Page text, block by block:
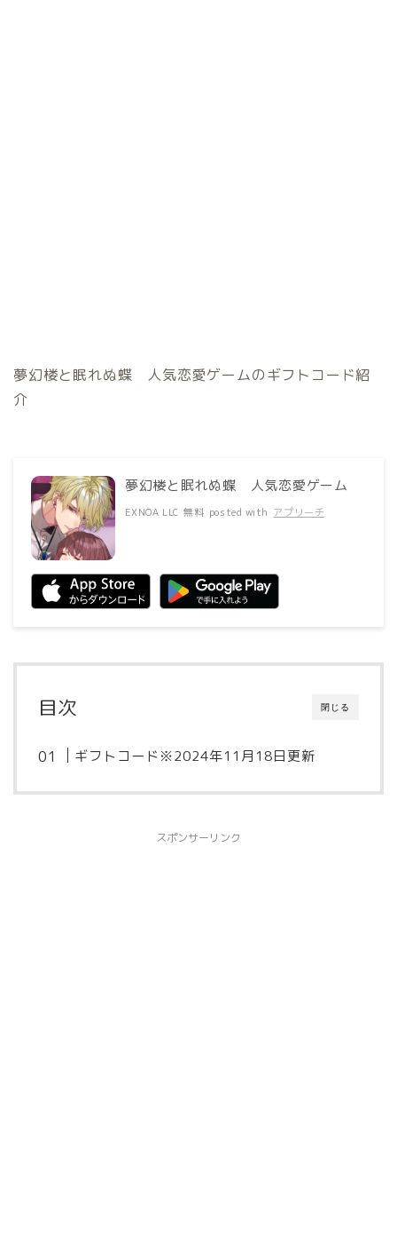
夢幻楼と眠れぬ蝶 人気恋愛ゲームのギフトコード紹
介
夢幻楼と眠れぬ蝶 人気恋愛ゲーム
EXNOA LLC 無料 posted with アプリーチ
閉じる
目次
ギフトコード※2024年11月18日更新
スポンサーリンク